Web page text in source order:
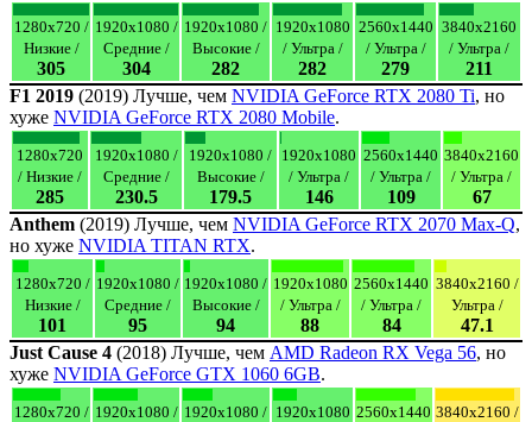
1280x720 /
Низкие /
305
1920x1080 /
Средние /
304
1920x1080 /
Высокие /
282
1920x1080
/ Ультра /
282
2560x1440
/ Ультра /
279
3840x2160
/ Ультра /
211
F1 2019 (2019) Лучше, чем NVIDIA GeForce RTX 2080 Ti, но
хуже NVIDIA GeForce RTX 2080 Mobile.
1280x720
/ Низкие /
285
1920x1080 /
Средние /
230.5
1920x1080 /
Высокие /
179.5
1920x1080
/ Ультра /
146
2560x1440
/ Ультра /
109
3840x2160
/ Ультра /
67
Anthem (2019) Лучше, чем NVIDIA GeForce RTX 2070 Max-Q,
но хуже NVIDIA TITAN RTX.
1280x720 /
Низкие /
101
1920x1080 /
Средние /
95
1920x1080 /
Высокие /
94
1920x1080
/ Ультра /
88
2560x1440
/ Ультра /
84
3840x2160 /
Ультра /
47.1
Just Cause 4 (2018) Лучше, чем AMD Radeon RX Vega 56, но
хуже NVIDIA GeForce GTX 1060 6GB.
1280x720 / 1920x1080 / 1920x1080 / 1920x1080 2560x1440 3840x2160 /